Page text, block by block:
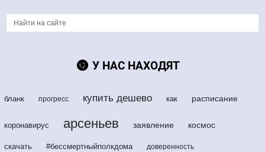
У НАС НАХОДЯТ
бланк прогресс купить дешево как расписание
коронавирус арсеньев заявление космос
скачать #бессмертныйполкдома доверенность